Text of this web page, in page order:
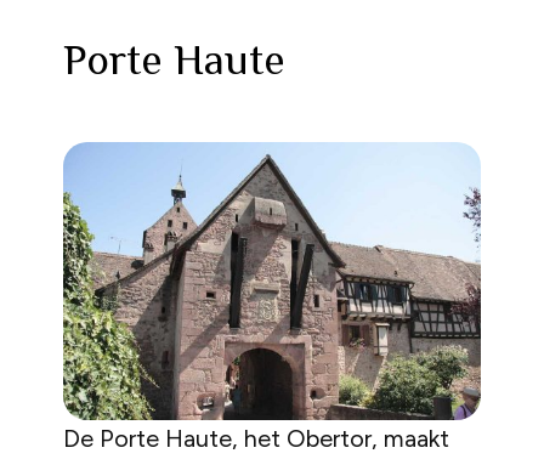
Porte Haute
De Porte Haute, het Obertor, maakt